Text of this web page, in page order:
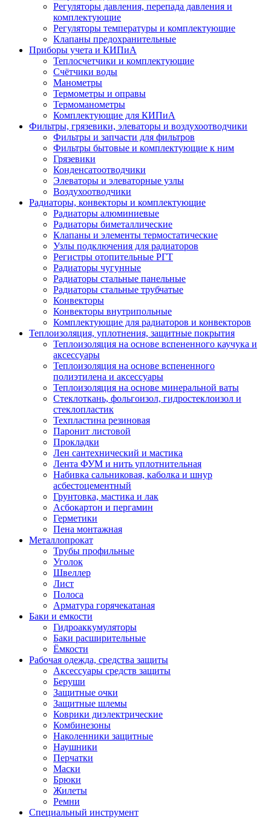
Регуляторы давления, перепада давления и
комплектующие
Регуляторы температуры и комплектующие
Клапаны предохранительные
Приборы учета и КИПиА
Теплосчетчики и комплектующие
Счётчики воды
Манометры
Термометры и оправы
Термоманометры
Комплектующие для КИПиА
Фильтры, грязевики, элеваторы и воздухоотводчики
Фильтры и запчасти для фильтров
Фильтры бытовые и комплектующие к ним
Грязевики
Конденсатоотводчики
Элеваторы и элеваторные узлы
Воздухоотводчики
Радиаторы, конвекторы и комплектующие
Радиаторы алюминиевые
Радиаторы биметаллические
Клапаны и элементы термостатические
Узлы подключения для радиаторов
Регистры отопительные РГТ
Радиаторы чугунные
Радиаторы стальные панельные
Радиаторы стальные трубчатые
Конвекторы
Конвекторы внутрипольные
Комплектующие для радиаторов и конвекторов
Теплоизоляция, уплотнения, защитные покрытия
Теплоизоляция на основе вспененного каучука и
аксессуары
Теплоизоляция на основе вспененного
полиэтилена и аксессуары
Теплоизоляция на основе минеральной ваты
Стеклоткань, фольгоизол, гидростеклоизол и
стеклопластик
Техпластина резиновая
Паронит листовой
Прокладки
Лен сантехнический и мастика
Лента ФУМ и нить уплотнительная
Набивка сальниковая, каболка и шнур
асбестоцементный
Грунтовка, мастика и лак
Асбокартон и пергамин
Герметики
Пена монтажная
Металлопрокат
Трубы профильные
Уголок
Швеллер
Лист
Полоса
Арматура горячекатаная
Баки и емкости
Гидроаккумуляторы
Баки расширительные
Ёмкости
Рабочая одежда, средства защиты
Аксессуары средств защиты
Беруши
Защитные очки
Защитные шлемы
Коврики диэлектрические
Комбинезоны
Наколенники защитные
Наушники
Перчатки
Маски
Брюки
Жилеты
Ремни
Специальный инструмент